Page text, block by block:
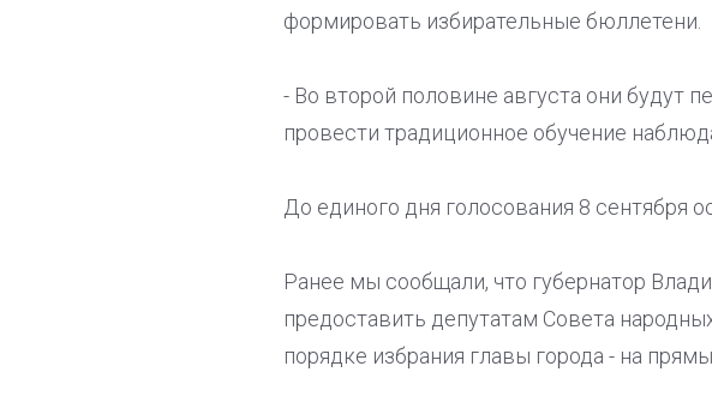
формировать избирательные бюллетени.
- Во второй половине августа они будут
провести традиционное обучение
До единого дня голосования 8 сентября
Ранее мы сообщали, что губернатор
предоставить депутатам Совета
порядке избрания главы города - на